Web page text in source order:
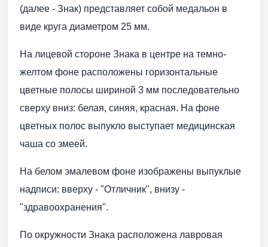
(далее - Знак) представляет собой медальон в
виде круга диаметром 25 мм.
На лицевой стороне Знака в центре на темно-
желтом фоне расположены горизонтальные
цветные полосы шириной 3 мм последовательно
сверху вниз: белая, синяя, красная. На фоне
цветных полос выпукло выступает медицинская
чаша со змеей.
На белом эмалевом фоне изображены выпуклые
надписи: вверху - "Отличник", внизу -
"здравоохранения".
По окружности Знака расположена лавровая